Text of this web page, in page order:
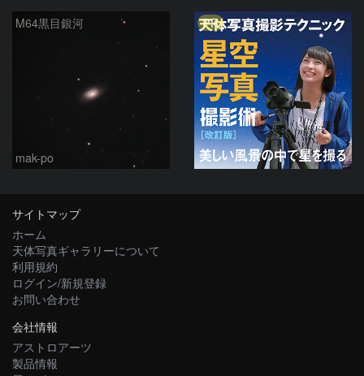
M64黒目銀河
mak-po
PR
サイトマップ
ホーム
天体写真ギャラリーについて
利用規約
ログイン/新規登録
お問い合わせ
会社情報
アストロアーツ
製品情報